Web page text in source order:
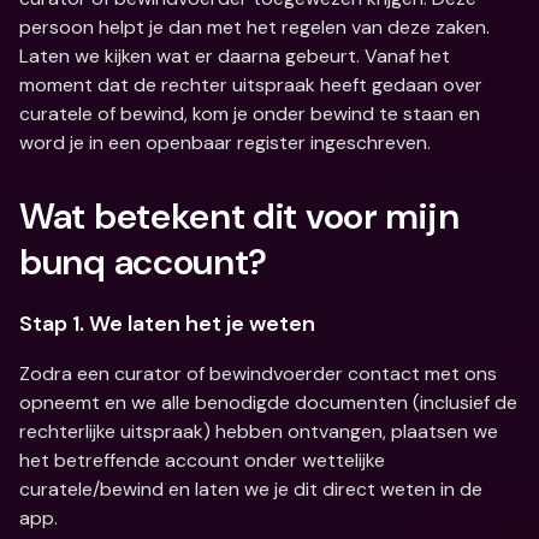
persoon helpt je dan met het regelen van deze zaken.
Laten we kijken wat er daarna gebeurt. Vanaf het
moment dat de rechter uitspraak heeft gedaan over
curatele of bewind, kom je onder bewind te staan en
word je in een openbaar register ingeschreven.
Wat betekent dit voor mijn
bunq account?
Stap 1. We laten het je weten
Zodra een curator of bewindvoerder contact met ons
opneemt en we alle benodigde documenten (inclusief de
rechterlijke uitspraak) hebben ontvangen, plaatsen we
het betreffende account onder wettelijke
curatele/bewind en laten we je dit direct weten in de
app.